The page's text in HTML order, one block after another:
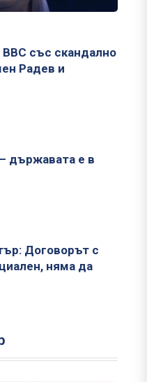
със скандално
Радев и
държавата е в
Договорът с
няма да